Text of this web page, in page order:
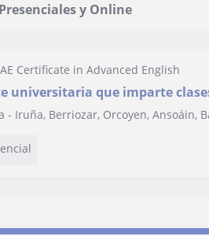
Presenciales y Online
Certificate in Advanced English
universitaria que imparte
todas las edades
- Iruña, Berriozar, Orcoyen, Ansoáin,